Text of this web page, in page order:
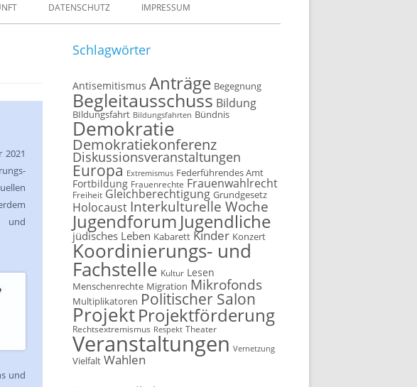
DATENSCHUTZ IMPRESSUM
2021
und
und
Schlagwörter
Antisemitismus Anträge Begegnung
Begleitausschuss Bildung
BIldungsfahrt Bildungsfahrten Bündnis
Demokratie
Demokratiekonferenz
Diskussionsveranstaltungen
Europa Extremismus Federführendes Amt
Fortbildung Frauenrechte Frauenwahlrecht
Freiheit Gleichberechtigung Grundgesetz
Holocaust Interkulturelle Woche
Jugendforum Jugendliche
jüdisches Leben Kabarett Kinder Konzert
Koordinierungs- und
Fachstelle Kultur Lesen
Menschenrechte Migration Mikrofonds
Multiplikatoren Politischer Salon
ProjektProjektförderung
Rechtsextremismus Respekt Theater
Veranstaltungen Vernetzung
Vielfalt Wahlen